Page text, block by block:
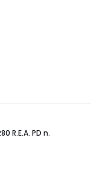
R.E.A. PD n.